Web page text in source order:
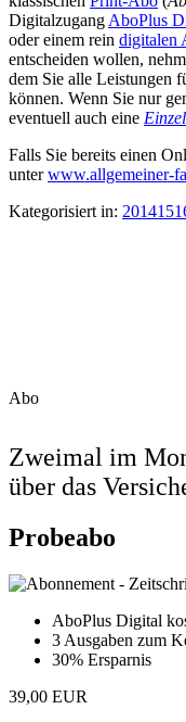
Digitalzugang AboPlus
oder einem rein digitalen
entscheiden wollen,
dem Sie alle Leistungen
können. Wenn Sie nur
eventuell auch eine
Falls Sie bereits einen
unterwww.allgemeiner-
Kategorisiert in:
Abo
Zweimal im
über das
Probeabo
AboPlus Digital
3 Ausgaben zum
30% Ersparnis
39,00 EUR